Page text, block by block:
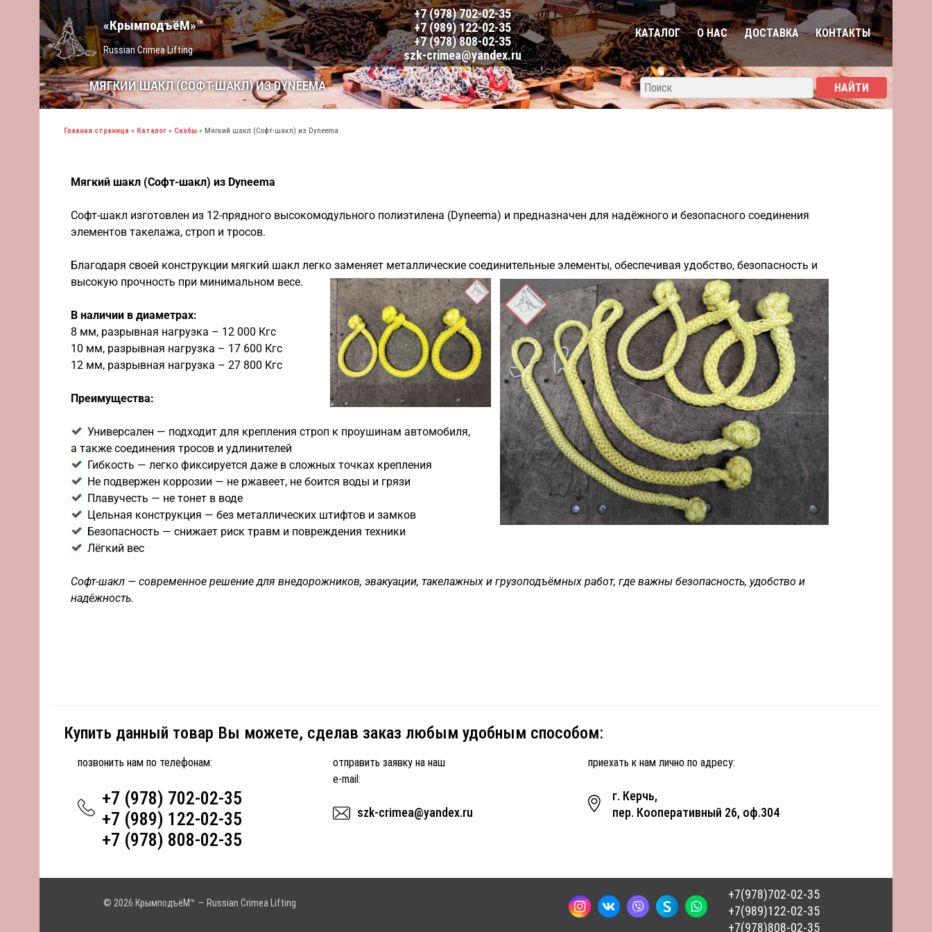
«КрымподъёМ»™
Russian Crimea Lifting
+7 (978) 702-02-35
+7 (989) 122-02-35
+7 (978) 808-02-35
szk-crimea@yandex.ru
КАТАЛОГ О НАС ДОСТАВКА КОНТАКТЫ
МЯГКИЙ ШАКЛ (СОФТ-ШАКЛ) ИЗ DYNEEMA
Главная страница » Каталог » Скобы » Мягкий шакл (Софт-шакл) из Dyneema
Мягкий шакл (Софт-шакл) из Dyneema
Софт-шакл изготовлен из 12-прядного высокомодульного полиэтилена (Dyneema) и предназначен для надёжного и безопасного соединения
элементов такелажа, строп и тросов.
Благодаря своей конструкции мягкий шакл легко заменяет металлические соединительные элементы, обеспечивая удобство, безопасность и
высокую прочность при минимальном весе.
В наличии в диаметрах:
8 мм, разрывная нагрузка – 12 000 Кгс
10 мм, разрывная нагрузка – 17 600 Кгс
12 мм, разрывная нагрузка – 27 800 Кгс
Преимущества:
Универсален — подходит для крепления строп к проушинам автомобиля,
а также соединения тросов и удлинителей
Гибкость — легко фиксируется даже в сложных точках крепления
Не подвержен коррозии — не ржавеет, не боится воды и грязи
Плавучесть — не тонет в воде
Цельная конструкция — без металлических штифтов и замков
Безопасность — снижает риск травм и повреждения техники
Лёгкий вес
Софт-шакл — современное решение для внедорожников, эвакуации, такелажных и грузоподъёмных работ, где важны безопасность, удобство и
надёжность.
Купить данный товар Вы можете, сделав заказ любым удобным способом:
позвонить нам по телефонам:
+7 (978) 702-02-35
+7 (989) 122-02-35
+7 (978) 808-02-35
отправить заявку на наш
e-mail:
szk-crimea@yandex.ru
приехать к нам лично по адресу:
г. Керчь,
пер. Кооперативный 26, оф.304
+7(978)702-02-35
+7(989)122-02-35
+7(978)808-02-35
© 2026 КрымподъёМ™ — Russian Crimea Lifting